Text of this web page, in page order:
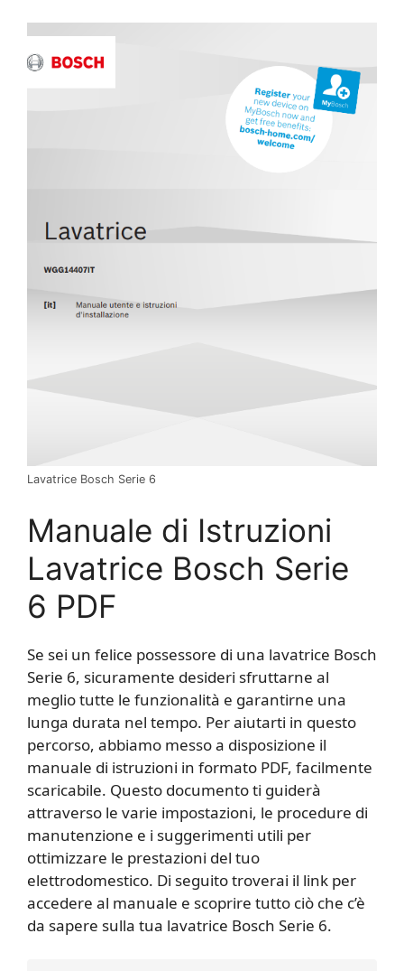
Lavatrice Bosch Serie 6
Manuale di Istruzioni
Lavatrice Bosch Serie
6 PDF
Se sei un felice possessore di una lavatrice Bosch
Serie 6, sicuramente desideri sfruttarne al
meglio tutte le funzionalità e garantirne una
lunga durata nel tempo. Per aiutarti in questo
percorso, abbiamo messo a disposizione il
manuale di istruzioni in formato PDF, facilmente
scaricabile. Questo documento ti guiderà
attraverso le varie impostazioni, le procedure di
manutenzione e i suggerimenti utili per
ottimizzare le prestazioni del tuo
elettrodomestico. Di seguito troverai il link per
accedere al manuale e scoprire tutto ciò che c’è
da sapere sulla tua lavatrice Bosch Serie 6.